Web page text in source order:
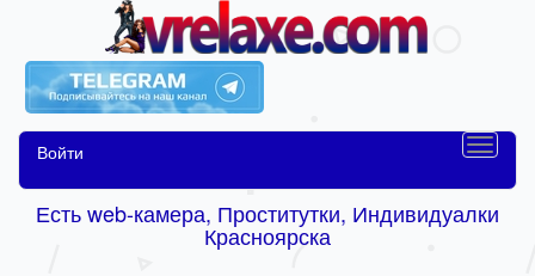
Войти
Есть web-камера, Проститутки, Индивидуалки
Красноярска